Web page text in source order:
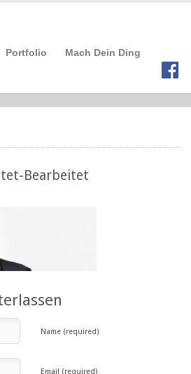
Portfolio
Mach Dein Ding
Bearbeitet
Name (required)
Email (required)